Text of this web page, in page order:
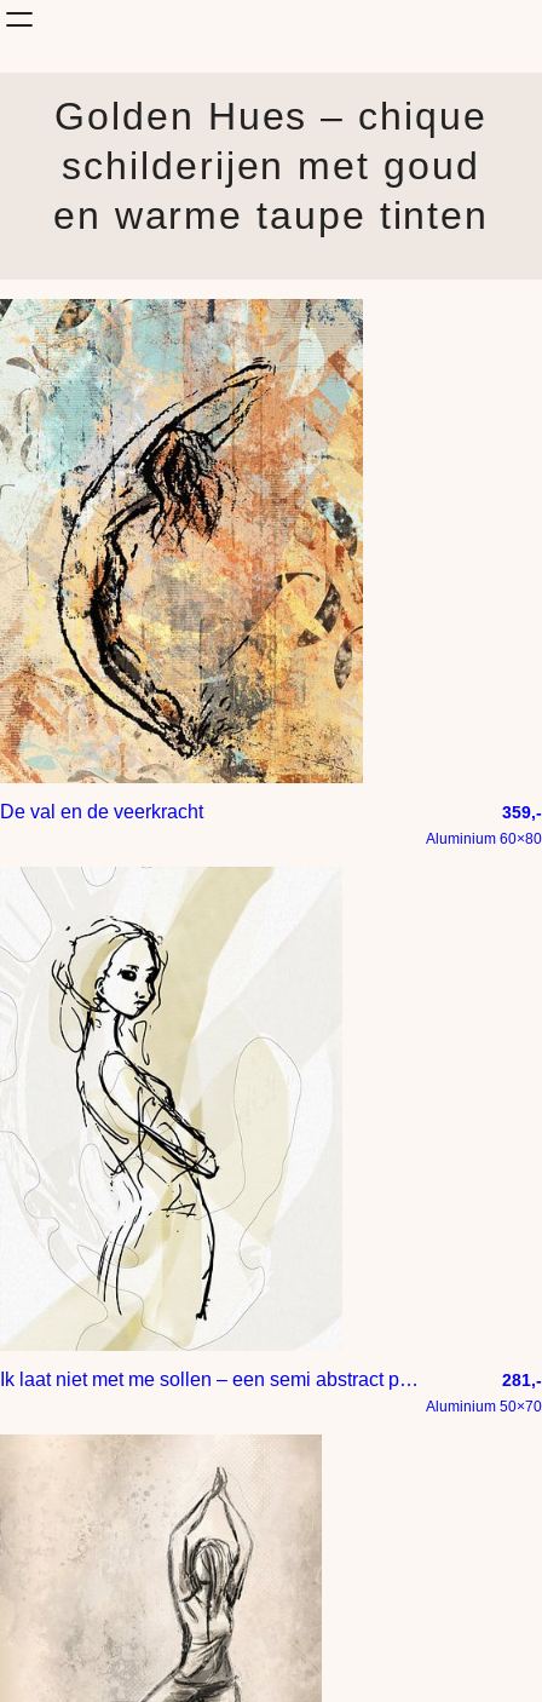
Onderwerp
KunstStijl
Albums
Blog
Golden Hues – chique
schilderijen met goud
en warme taupe tinten
De val en de veerkracht 359,-
Aluminium 60×80
Ik laat niet met me sollen – een semi abstract portret van een zelfverzekerde dame 281,-
Aluminium 50×70